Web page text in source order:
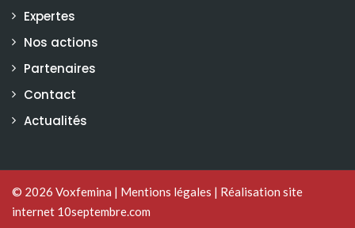
Expertes
Nos actions
Partenaires
Contact
Actualités
© 2026 Voxfemina | Mentions légales | Réalisation site
internet 10septembre.com